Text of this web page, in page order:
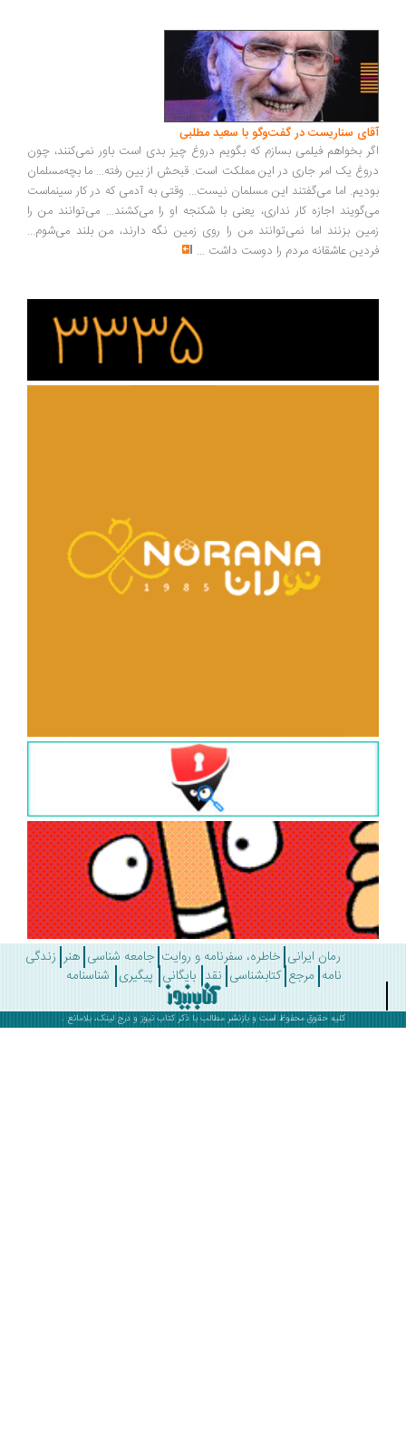
سناریست در گفت‌وگو با سعید مطلبی
بخواهم فیلمی بسازم که بگویم دروغ چیز بدی است باور نمی‌کنند، چون
یک امر جاری در این مملکت است. قبحش از بین رفته... ما بچه‌مسلمان
اما می‌گفتند این مسلمان نیست... وقتی به آدمی که در کار سینماست
اجازه کار نداری، یعنی با شکنجه او را می‌کشند... می‌توانند من را
بزنند اما نمی‌توانند من را روی زمین نگه دارند، من بلند می‌شوم...
عاشقانه مردم را دوست داشت ...
رمان ایرانی خاطره، سفرنامه و روایت جامعه شناسی هنر زندگی
مرجع کتابشناسی نقد بایگانی پیگیری شناسنامه
کلیه حقوق محفوظ است و بازنشر مطالب با ذکرکتاب نیوز و درج لینک، بلامانع .